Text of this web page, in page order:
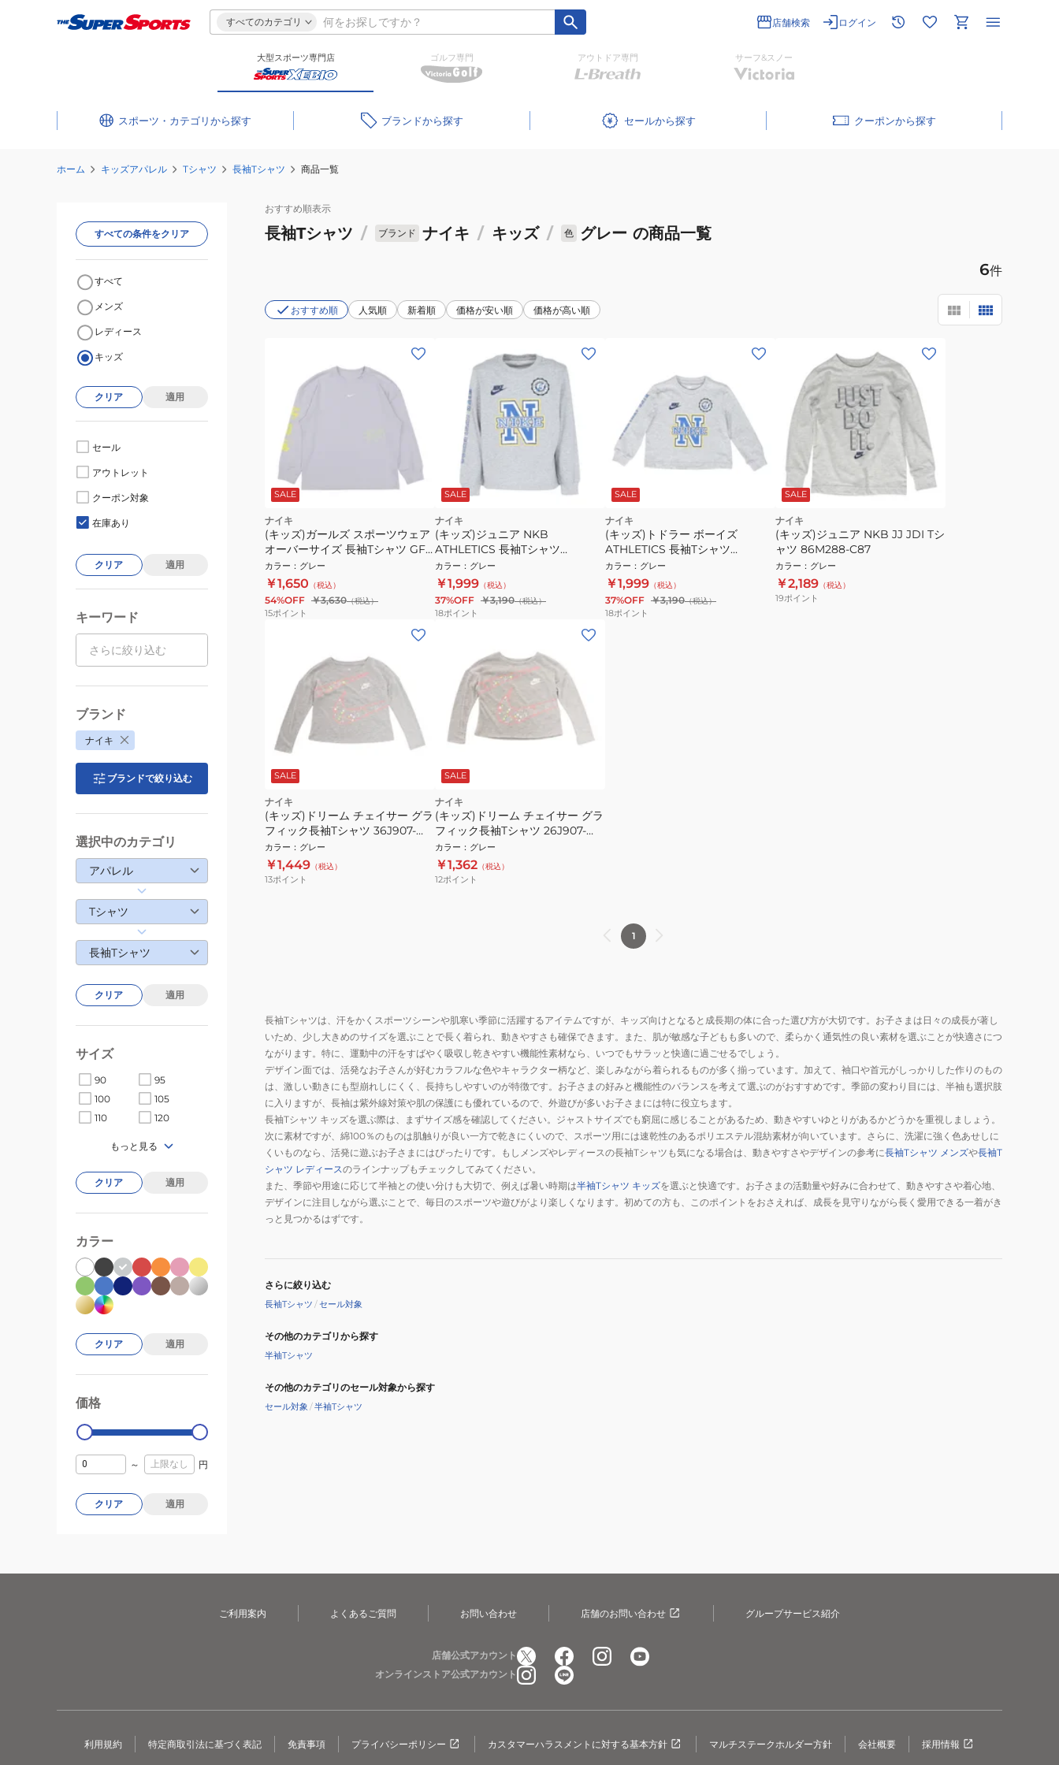
すべてのカテゴリ 店舗検索 ログイン
大型スポーツ専門店 ゴルフ専門 アウトドア専門 サーフ&スノー
スポーツ・カテゴリ ブランド セール クーポン
ホーム キッズアパレル Tシャツ 長袖Tシャツ 商品一覧
おすすめ順表示
長袖Tシャツ / ブランド ナイキ / キッズ / 色 グレー の商品一覧
6件
おすすめ順 人気順 新着順 価格が安い順 価格が高い順
SALE
ナイキ
(キッズ)ガールズ スポーツウェア
オーバーサイズ 長袖Tシャツ GFX
II1159-057
カラー ： グレー
￥1,650 （税込）
54%OFF ￥3,630（税込）
15ポイント
SALE
ナイキ
(キッズ)ジュニア NKB
ATHLETICS 長袖Tシャツ
86N299-GAK
カラー ： グレー
￥1,999 （税込）
37%OFF ￥3,190（税込）
18ポイント
SALE
ナイキ
(キッズ)トドラー ボーイズ
ATHLETICS 長袖Tシャツ
76N299-GAK
カラー ： グレー
￥1,999 （税込）
37%OFF ￥3,190（税込）
18ポイント
SALE
ナイキ
(キッズ)ジュニア NKB JJ JDI Tシ
ャツ 86M288-C87
カラー ： グレー
￥2,189 （税込）
19ポイント
SALE
ナイキ
(キッズ)ドリーム チェイサー グラ
フィック長袖Tシャツ 36J907-
GAK
カラー ： グレー
￥1,449 （税込）
13ポイント
SALE
ナイキ
(キッズ)ドリーム チェイサー グラ
フィック長袖Tシャツ 26J907-
GAK
カラー ： グレー
￥1,362 （税込）
12ポイント
1
長袖Tシャツは、汗をかくスポーツシーンや肌寒い季節に活躍するアイテムですが、キッズ向けとなると成長期の体に合った選び方が大切です。お子さまは日々の成長が著し
いため、少し大きめのサイズを選ぶことで長く着られ、動きやすさも確保できます。また、肌が敏感な子どもも多いので、柔らかく通気性の良い素材を選ぶことが快適さにつ
ながります。特に、運動中の汗をすばやく吸収し乾きやすい機能性素材なら、いつでもサラッと快適に過ごせるでしょう。
デザイン面では、活発なお子さんが好むカラフルな色やキャラクター柄など、楽しみながら着られるものが多く揃っています。加えて、袖口や首元がしっかりした作りのもの
は、激しい動きにも型崩れしにくく、長持ちしやすいのが特徴です。お子さまの好みと機能性のバランスを考えて選ぶのがおすすめです。季節の変わり目には、半袖も選択肢
に入りますが、長袖は紫外線対策や肌の保護にも優れているので、外遊びが多いお子さまには特に役立ちます。
長袖Tシャツ キッズを選ぶ際は、まずサイズ感を確認してください。ジャストサイズでも窮屈に感じることがあるため、動きやすいゆとりがあるかどうかを重視しましょう。
次に素材ですが、綿100％のものは肌触りが良い一方で乾きにくいので、スポーツ用には速乾性のあるポリエステル混紡素材が向いています。さらに、洗濯に強く色あせしに
くいものなら、活発に遊ぶお子さまにはぴったりです。もしメンズやレディースの長袖Tシャツも気になる場合は、動きやすさやデザインの参考に長袖Tシャツ メンズや長袖T
シャツ レディースのラインナップもチェックしてみてください。
また、季節や用途に応じて半袖との使い分けも大切で、例えば暑い時期は半袖Tシャツ キッズを選ぶと快適です。お子さまの活動量や好みに合わせて、動きやすさや着心地、
デザインに注目しながら選ぶことで、毎日のスポーツや遊びがより楽しくなります。初めての方も、このポイントをおさえれば、成長を見守りながら長く愛用できる一着がき
っと見つかるはずです。
さらに絞り込む
長袖Tシャツ /セール対象
その他のカテゴリから探す
半袖Tシャツ
その他のカテゴリのセール対象から探す
セール対象 /半袖Tシャツ
すべての条件をクリア
すべて
メンズ
レディース
キッズ
クリア 適用
セール
アウトレット
クーポン対象
在庫あり
クリア 適用
キーワード
ブランド
ナイキ
ブランドで絞り込む
選択中のカテゴリ
アパレル
Tシャツ
長袖Tシャツ
クリア 適用
サイズ
90
95
100
105
110
120
もっと見る
クリア 適用
カラー
クリア 適用
価格
0
～ 円
クリア 適用
ご利用案内 よくあるご質問 お問い合わせ 店舗のお問い合わせ グループサービス紹介
店舗公式アカウント
オンラインストア公式アカウント
利用規約 特定商取引法に基づく表記 免責事項 プライバシーポリシー カスタマーハラスメントに対する基本方針 マルチステークホルダー方針 会社概要 採用情報